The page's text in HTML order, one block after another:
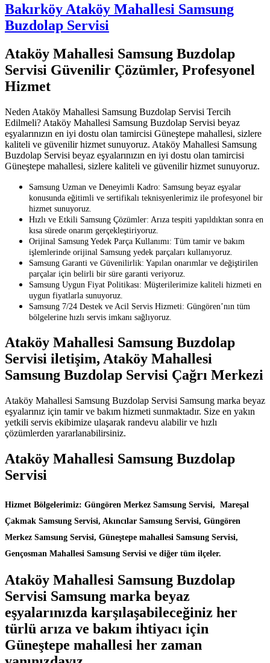
Bakırköy Ataköy Mahallesi Samsung
Buzdolap Servisi
Ataköy Mahallesi Samsung Buzdolap
Servisi Güvenilir Çözümler, Profesyonel
Hizmet
Neden Ataköy Mahallesi Samsung Buzdolap Servisi Tercih
Edilmeli? Ataköy Mahallesi Samsung Buzdolap Servisi beyaz
eşyalarınızın en iyi dostu olan tamircisi Güneştepe mahallesi, sizlere
kaliteli ve güvenilir hizmet sunuyoruz. Ataköy Mahallesi Samsung
Buzdolap Servisi beyaz eşyalarınızın en iyi dostu olan tamircisi
Güneştepe mahallesi, sizlere kaliteli ve güvenilir hizmet sunuyoruz.
Samsung Uzman ve Deneyimli Kadro: Samsung beyaz eşyalar
konusunda eğitimli ve sertifikalı teknisyenlerimiz ile profesyonel bir
hizmet sunuyoruz.
Hızlı ve Etkili Samsung Çözümler: Arıza tespiti yapıldıktan sonra en
kısa sürede onarım gerçekleştiriyoruz.
Orijinal Samsung Yedek Parça Kullanımı: Tüm tamir ve bakım
işlemlerinde orijinal Samsung yedek parçaları kullanıyoruz.
Samsung Garanti ve Güvenilirlik: Yapılan onarımlar ve değiştirilen
parçalar için belirli bir süre garanti veriyoruz.
Samsung Uygun Fiyat Politikası: Müşterilerimize kaliteli hizmeti en
uygun fiyatlarla sunuyoruz.
Samsung 7/24 Destek ve Acil Servis Hizmeti: Güngören’nın tüm
bölgelerine hızlı servis imkanı sağlıyoruz.
Ataköy Mahallesi Samsung Buzdolap
Servisi iletişim, Ataköy Mahallesi
Samsung Buzdolap Servisi Çağrı Merkezi
Ataköy Mahallesi Samsung Buzdolap Servisi Samsung marka beyaz
eşyalarınız için tamir ve bakım hizmeti sunmaktadır. Size en yakın
yetkili servis ekibimize ulaşarak randevu alabilir ve hızlı
çözümlerden yararlanabilirsiniz.
Ataköy Mahallesi Samsung Buzdolap
Servisi
Hizmet Bölgelerimiz: Güngören Merkez Samsung Servisi, Mareşal
Çakmak Samsung Servisi, Akıncılar Samsung Servisi, Güngören
Merkez Samsung Servisi, Güneştepe mahallesi Samsung Servisi,
Gençosman Mahallesi Samsung Servisi ve diğer tüm ilçeler.
Ataköy Mahallesi Samsung Buzdolap
Servisi Samsung marka beyaz
eşyalarınızda karşılaşabileceğiniz her
türlü arıza ve bakım ihtiyacı için
Güneştepe mahallesi her zaman